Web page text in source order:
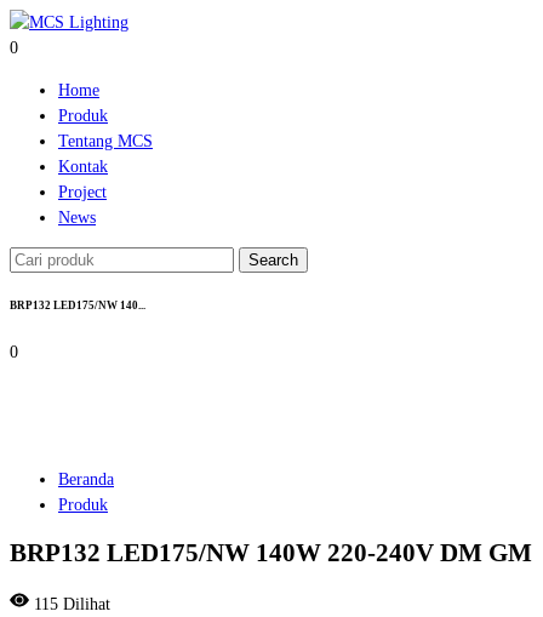
0
Home
Produk
Tentang MCS
Kontak
Project
News
Search
BRP132 LED175/NW 140...
0
Beranda
Produk
BRP132 LED175/NW 140W 220-240V DM GM
115 Dilihat